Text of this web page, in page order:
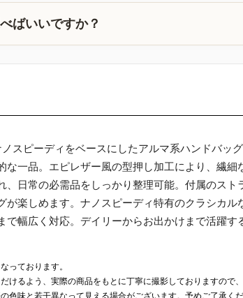
ばいいですか？
スピーディをベースにしたアルマ系ハンドバッ
な一品。エピレザー風の型押し加工により、繊
、日常の必需品をしっかり整理可能。付属のス
が楽しめます。ナノスピーディ特有のクラシカ
幅広く対応。デイリーからお出かけまで活躍す
っております。
けるよう、実際の商品をもとに丁寧に撮影しておりますので
色味と若干異なって見える場合がございます。予めご了承く